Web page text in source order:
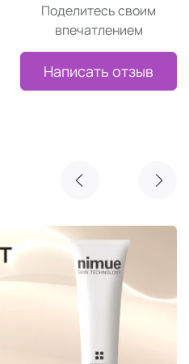
Поделитесь своим
впечатлением
Написать отзыв